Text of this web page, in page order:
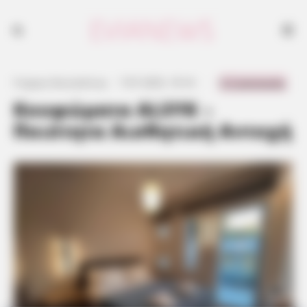
Κουφώματα ALSYK –
Ποιότητα Αισθητική Αντοχή